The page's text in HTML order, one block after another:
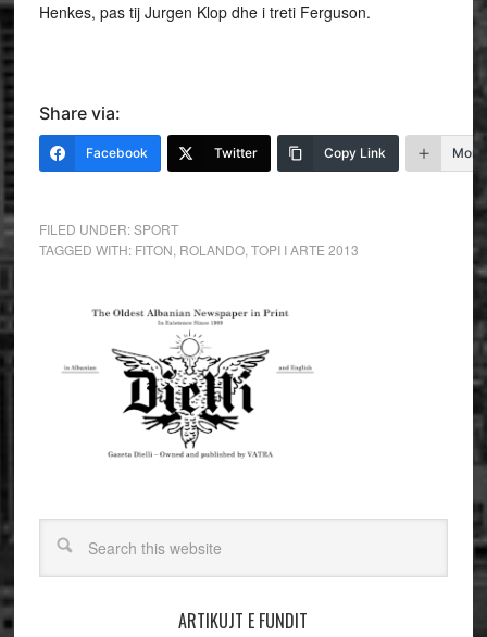
Henkes, pas tij Jurgen Klop dhe i treti Ferguson.
Share via:
Facebook Twitter Copy Link More
FILED UNDER:SPORT
TAGGED WITH: FITON ROLANDO, TOPI I ARTE 2013
ARTIKUJT E FUNDIT